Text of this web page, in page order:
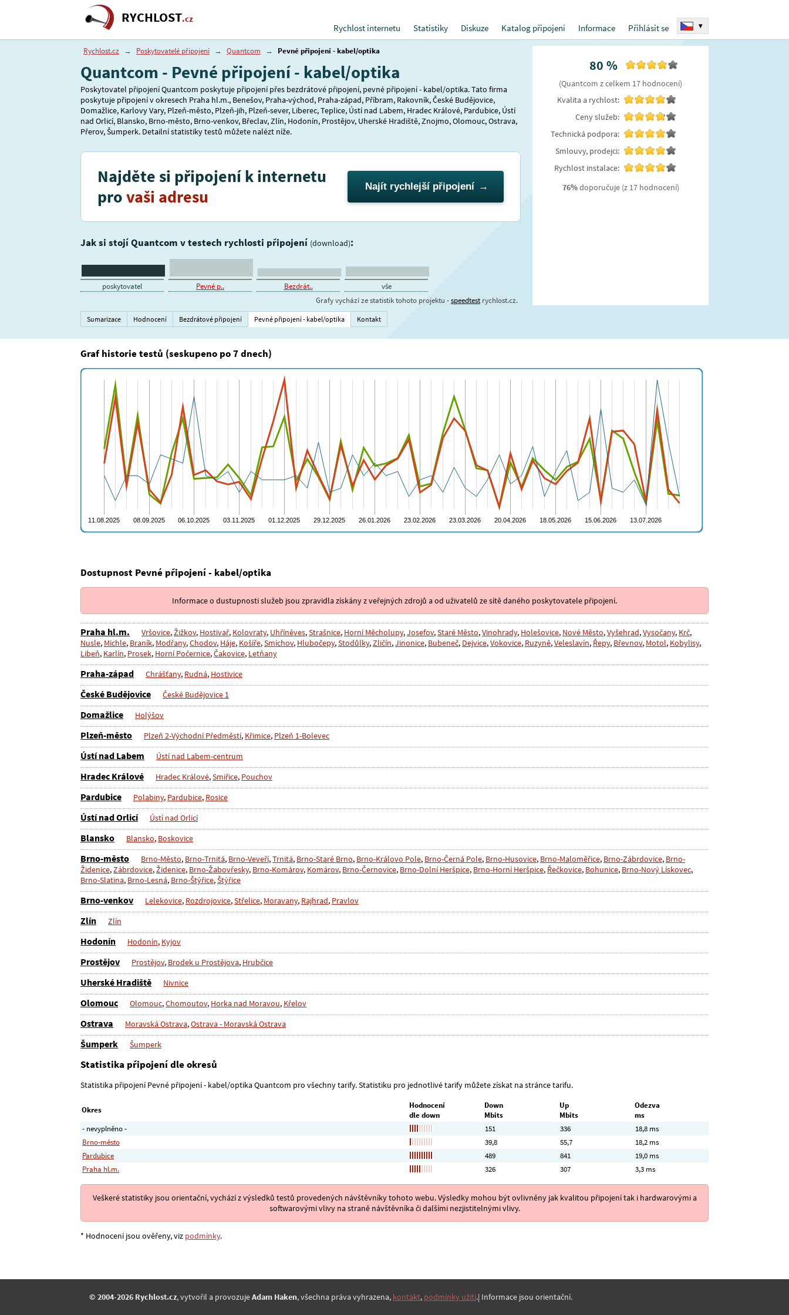
RYCHLOST.cz
Rychlost internetu
Statistiky Diskuze Katalog připojení Informace Přihlásit se ▾
Rychlost.cz → Poskytovatelé připojení → Quantcom → Pevné připojení - kabel/optika
Quantcom - Pevné připojení - kabel/optika
Poskytovatel připojení Quantcom poskytuje připojení přes bezdrátové připojení, pevné připojení - kabel/optika. Tato firma
poskytuje připojení v okresech Praha hl.m., Benešov, Praha-východ, Praha-západ, Příbram, Rakovník, České Budějovice,
Domažlice, Karlovy Vary, Plzeň-město, Plzeň-jih, Plzeň-sever, Liberec, Teplice, Ústí nad Labem, Hradec Králové, Pardubice, Ústí
nad Orlicí, Blansko, Brno-město, Brno-venkov, Břeclav, Zlín, Hodonín, Prostějov, Uherské Hradiště, Znojmo, Olomouc, Ostrava,
Přerov, Šumperk. Detailní statistiky testů můžete nalézt níže.
Najděte si připojení k internetu
provaši adresu Najít rychlejší připojení
Jak si stojí Quantcom v testech rychlosti připojení (download):
poskytovatel Pevné p.. Bezdrát..
vše
Grafy vychází ze statistik tohoto projektu -speedtestrychlost.cz.
80 %
(Quantcom z celkem 17 hodnocení)
Kvalita a rychlost:
Ceny služeb:
Technická podpora:
Smlouvy, prodejci:
Rychlost instalace:
76%doporučuje(z 17 hodnocení)
Sumarizace Hodnocení Bezdrátové připojení Pevné připojení - kabel/optika Kontakt
Graf historie testů (seskupeno po 7 dnech)
Dostupnost Pevné připojení - kabel/optika
Informace o dustupnosti služeb jsou zpravidla získány z veřejných zdrojů a od uživatelů ze sítě daného poskytovatele připojení.
Praha hl.m. Vršovice,Žižkov, Hostivař, Kolovraty, Uhříněves,Strašnice, Horní Měcholupy,Josefov,Staré Město,Vinohrady, Holešovice, Nové Město,Vyšehrad,Vysočany, Krč,
Nusle, Michle, Braník, Modřany,Chodov, Háje, Košíře,Smíchov, Hlubočepy,Stodůlky,Zličín,Jinonice, Bubeneč, Dejvice,Vokovice, Ruzyně,Veleslavín, Řepy, Břevnov, Motol, Kobylisy,
Libeň, Karlín, Prosek, Horní Počernice,Čakovice, Letňany
Praha-západ Chrášťany, Rudná, Hostivice
České Budějovice České Budějovice 1
Domažlice Holýšov
Plzeň-město Plzeň 2-Východní Předměstí, Křimice, Plzeň 1-Bolevec
Ústí nad Labem Ústí nad Labem-centrum
Hradec Králové Hradec Králové,Smiřice, Pouchov
Pardubice Polabiny, Pardubice, Rosice
Ústí nad Orlicí Ústí nad Orlicí
Blansko Blansko, Boskovice
Brno-město Brno-Město, Brno-Trnitá, Brno-Veveří,Trnitá, Brno-Staré Brno, Brno-Královo Pole, Brno-Černá Pole, Brno-Husovice, Brno-Maloměřice, Brno-Zábrdovice, Brno-
Židenice,Zábrdovice,Židenice, Brno-Žabovřesky, Brno-Komárov, Komárov, Brno-Černovice, Brno-Dolní Heršpice, Brno-Horní Heršpice, Řečkovice, Bohunice, Brno-Nový Lískovec,
Brno-Slatina, Brno-Lesná, Brno-Štýřice,Štýřice
Brno-venkov Lelekovice, Rozdrojovice,Střelice, Moravany, Rajhrad, Pravlov
Zlín Zlín
Hodonín Hodonín, Kyjov
Prostějov Prostějov, Brodek u Prostějova, Hrubčice
Uherské Hradiště Nivnice
Olomouc Olomouc,Chomoutov, Horka nad Moravou, Křelov
Ostrava Moravská Ostrava,Ostrava - Moravská Ostrava
Šumperk Šumperk
Statistika připojení dle okresů
Statistika připojení Pevné připojení - kabel/optika Quantcom pro všechny tarify. Statistiku pro jednotlivé tarify můžete získat na stránce tarifu.
Okres
Hodnocení
dle down
Down
Mbits
Up
Mbits
Odezva
ms
- nevyplněno -
151 336
18,8 ms
Brno-město
39,8 55,7
18,2 ms
Pardubice
489 841
19,0 ms
Praha hl.m.
326 307 3,3 ms
Veškeré statistiky jsou orientační, vychází z výsledků testů provedených návštěvníky tohoto webu. Výsledky mohou být ovlivněny jak kvalitou připojení tak i hardwarovými a
softwarovými vlivy na straně návštěvníka či dalšími nezjistitelnými vlivy.
* Hodnocení jsou ověřeny, viz podmínky.
© 2004-2026 Rychlost.cz, vytvořil a provozujeAdam Haken, všechna práva vyhrazena, kontakt, podmínky užití.| Informace jsou orientační.